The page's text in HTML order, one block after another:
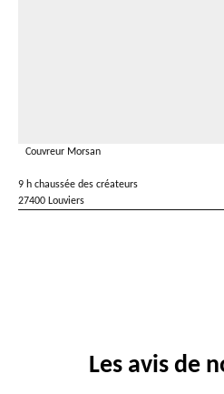
Couvreur Morsan
9 h chaussée des créateurs
27400 Louviers
Les avis de